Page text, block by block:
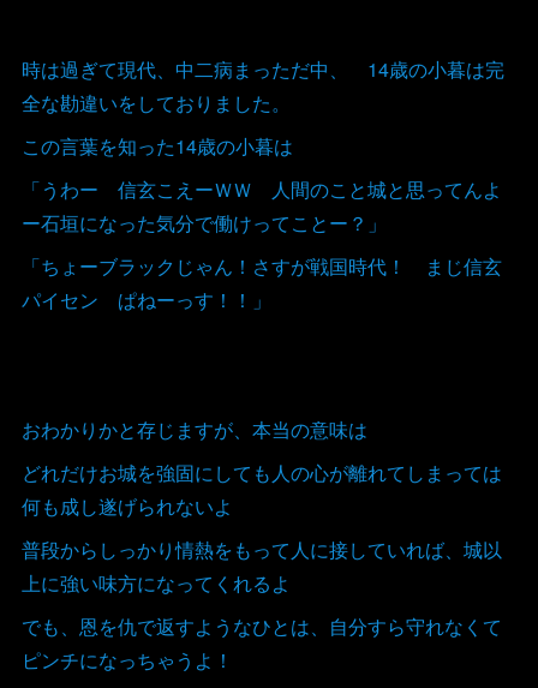
時は過ぎて現代、中二病まっただ中、 14歳の小暮は完
全な勘違いをしておりました。
この言葉を知った14歳の小暮は
「うわー 信玄こえーＷＷ 人間のこと城と思ってんよ
ー石垣になった気分で働けってことー？」
「ちょーブラックじゃん！さすが戦国時代！ まじ信玄
パイセン ぱねーっす！！」
おわかりかと存じますが、本当の意味は
どれだけお城を強固にしても人の心が離れてしまっては
何も成し遂げられないよ
普段からしっかり情熱をもって人に接していれば、城以
上に強い味方になってくれるよ
でも、恩を仇で返すようなひとは、自分すら守れなくて
ピンチになっちゃうよ！